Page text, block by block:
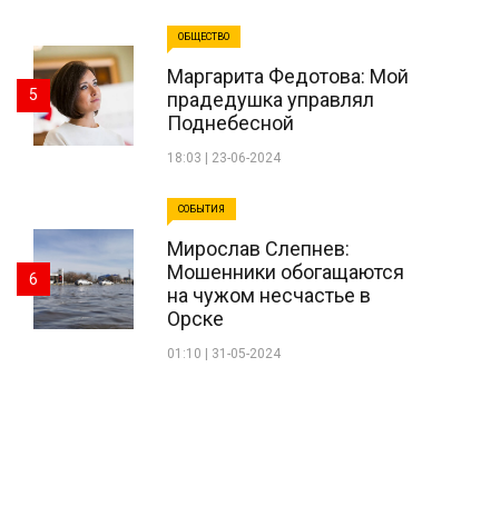
ОБЩЕСТВО
Маргарита Федотова: Мой
прадедушка управлял
Поднебесной
18:03 | 23-06-2024
5
СОБЫТИЯ
Мирослав Слепнев:
Мошенники обогащаются
на чужом несчастье в
Орске
01:10 | 31-05-2024
6